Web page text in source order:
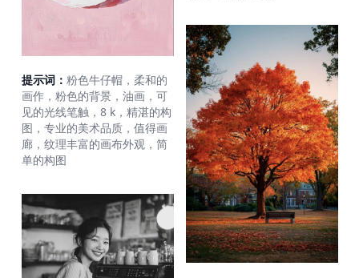
提示词： 粉色牛仔帽，柔和的
画作，粉色的背景，油画，可
见的光线笔触，8 k，精湛的构
图，专业的美术品质，值得画
廊，纹理丰富的画布外观，简
单的构图